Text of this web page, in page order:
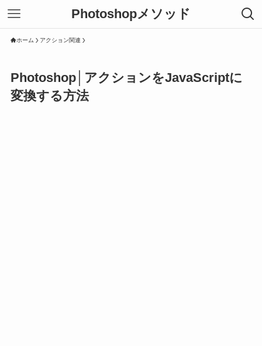
Photoshopメソッド
ホーム アクション関連
Photoshop│アクションをJavaScriptに
変換する方法